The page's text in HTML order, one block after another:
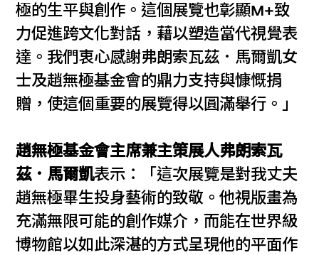
極的生平與創作。這個展覽也彰顯M+致
力促進跨文化對話，藉以塑造當代視覺表
達。我們衷心感謝弗朗索瓦茲．馬爾凱女
士及趙無極基金會的鼎力支持與慷慨捐
贈，使這個重要的展覽得以圓滿舉行。」
趙無極基金會主席兼主策展人弗朗索瓦
茲．馬爾凱表示：「這次展覽是對我丈夫
趙無極畢生投身藝術的致敬。他視版畫為
充滿無限可能的創作媒介，而能在世界級
博物館以如此深湛的方式呈現他的平面作